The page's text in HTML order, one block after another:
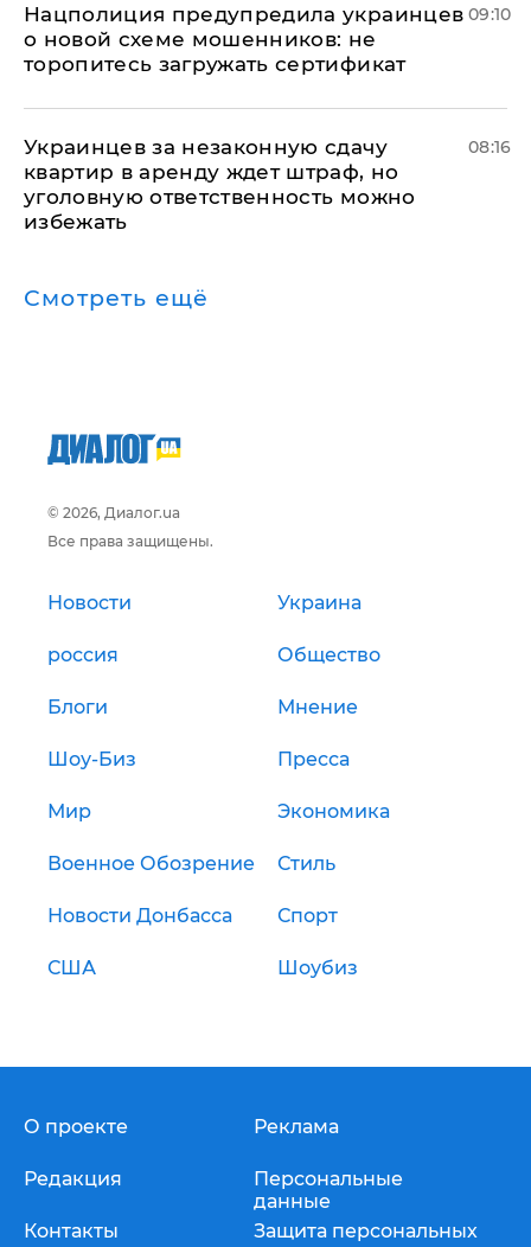
Нацполиция предупредила украинцев
о новой схеме мошенников: не
торопитесь загружать сертификат
09:10
Украинцев за незаконную сдачу
квартир в аренду ждет штраф, но
уголовную ответственность можно
избежать
08:16
Смотреть ещё
© 2026, Диалог.ua
Все права защищены.
Новости Украина
россия Общество
Блоги Мнение
Шоу-Биз Пресса
Мир Экономика
Военное Обозрение Стиль
Новости Донбасса Спорт
США Шоубиз
О проекте
Редакция
Контакты
Реклама
Персональные
данные
Защита персональных